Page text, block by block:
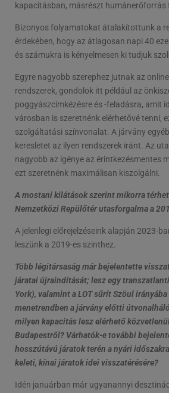
kapacitásban, másrészt humánerőforrás
Bizonyos folyamatokat átalakítottunk a
érdekében, hogy az átlagosan napi 40
és számukra is kényelmesen ki tudjuk
Egyre nagyobb szerephez jutnak az
rendszerek, gondolok itt például az
poggyászcímkézésre és -feladásra, amit
városban is szeretnénk elérhetővé tenni,
szolgáltatási színvonalat. A járvány
keresletet az ilyen rendszerek iránt. Az
nagyobb az igénye az érintkezésmentes
ezt szeretnénk maximálisan kiszolgálni.
A mostani kilátások szerint mikorra
Nemzetközi Repülőtér utasforgalma a
A jelenlegi előrejelzéseink alapján 2023-
leszünk a 2019-es szinthez.
Több légitársaság már bejelentette
járatai újraindítását; lesz egy
York), valamint a LOT sűrít Szöul
menetrendben a járvány előtti
milyen kapacitás lesz elérhető
Budapestről? Várhatók-e további
hosszútávú járatok terén a nyári
keleti, kínai járatok idei visszatérésére?
Idén januárban már ugyanannyi